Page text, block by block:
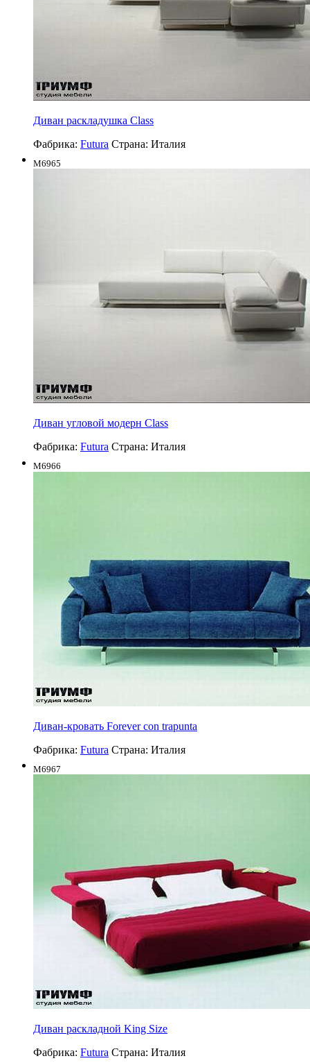
Диван раскладушка Class
Фабрика: Futura Страна: Италия
M6965
Диван угловой модерн Class
Фабрика: Futura Страна: Италия
M6966
Диван-кровать Forever con trapunta
Фабрика: Futura Страна: Италия
M6967
Диван раскладной King Size
Фабрика: Futura Страна: Италия